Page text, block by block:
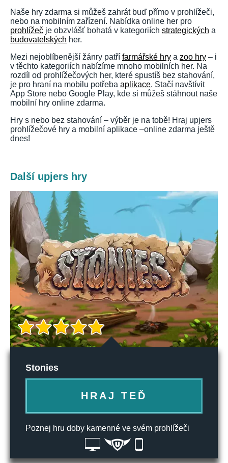
Naše hry zdarma si můžeš zahrát buď přímo v prohlížeči,
nebo na mobilním zařízení. Nabídka online her pro
prohlížeč je obzvlášť bohatá v kategoriích strategických a
budovatelských her.
Mezi nejoblíbenější žánry patří farmářské hry a zoo hry – i
v těchto kategoriích nabízíme mnoho mobilních her. Na
rozdíl od prohlížečových her, které spustíš bez stahování,
je pro hraní na mobilu potřeba aplikace. Stačí navštívit
App Store nebo Google Play, kde si můžeš stáhnout naše
mobilní hry online zdarma.
Hry s nebo bez stahování – výběr je na tobě! Hraj upjers
prohlížečové hry a mobilní aplikace –online zdarma ještě
dnes!
Další upjers hry
Stonies
HRAJ TEĎ
Poznej hru doby kamenné ve svém prohlížeči